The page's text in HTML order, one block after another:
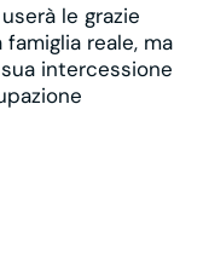
le grazie
reale, ma
intercessione